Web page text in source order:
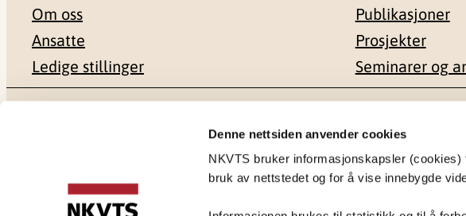
Denne nettsiden anvender cookies
NKVTS bruker informasjonskapsler
bruk av nettstedet og for å vise innebygde
Om oss
Ansatte
Ledige stillinger
Publikasjoner
Prosjekter
Seminarer og
0409 Oslo
Besøksadresse
Gullhaugveien 1-3